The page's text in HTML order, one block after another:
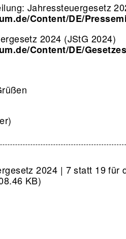
Jahressteuergesetz
Content/DE/
2024 (JStG 2024)
Content/DE/
2024 | 7 statt 19 für
KB)